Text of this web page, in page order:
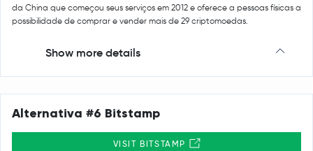
da China que começou seus serviços em 2012 e oferece a pessoas físicas a
possibilidade de comprar e vender mais de 29 criptomoedas.
Show more details
Alternativa #6 Bitstamp
VISIT BITSTAMP